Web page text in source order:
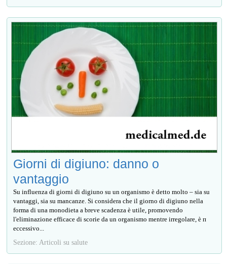
Giorni di digiuno: danno o
vantaggio
Su influenza di giorni di digiuno su un organismo è detto molto – sia su
vantaggi, sia su mancanze. Si considera che il giorno di digiuno nella
forma di una monodieta a breve scadenza è utile, promovendo
l'eliminazione efficace di scorie da un organismo mentre irregolare, è п
eccessivo...
Sezione: Articoli su salute